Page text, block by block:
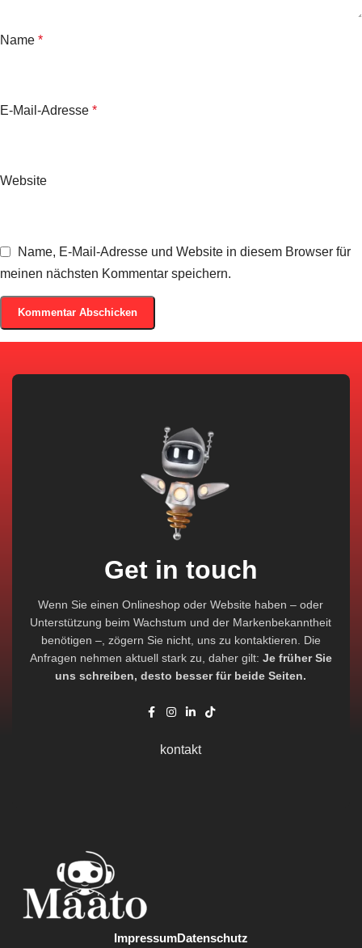
Name *
E-Mail-Adresse *
Website
Name, E-Mail-Adresse und Website in diesem Browser für
meinen nächsten Kommentar speichern.
Get in touch
Wenn Sie einen Onlineshop oder Website haben – oder
Unterstützung beim Wachstum und der Markenbekanntheit
benötigen –, zögern Sie nicht, uns zu kontaktieren. Die
Anfragen nehmen aktuell stark zu, daher gilt: Je früher Sie
uns schreiben, desto besser für beide Seiten.
kontakt
ImpressumDatenschutz